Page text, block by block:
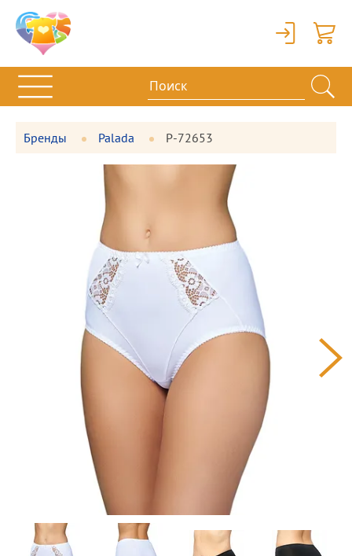
Вход
Бренды Palada P-72653
Фотографии
товара
Предпросмотр
фотографий